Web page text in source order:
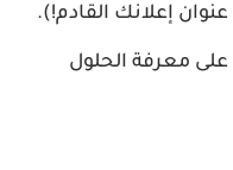
إعلانك القادم!).
معرفة الحلول